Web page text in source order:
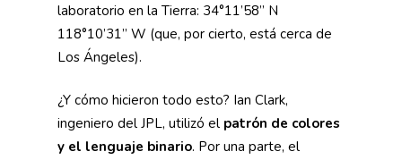
laboratorio en la Tierra: 34°11’58” N
118°10’31” W (que, por cierto, está cerca de
Los Ángeles).
¿Y cómo hicieron todo esto? Ian Clark,
ingeniero del JPL, utilizó el patrón de colores
y el lenguaje binario. Por una parte, el